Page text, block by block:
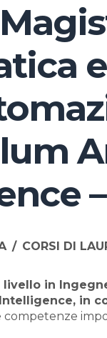
e
/ CORSI DI
in
in
competenze